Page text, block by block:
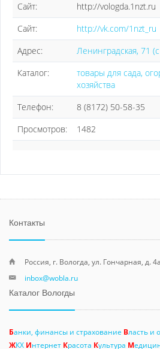
Сайт:
http://vologda.1nzt.ru
Сайт:
http://vk.com/1nzt_ru
Адрес:
Ленинградская, 71
Каталог:
товары для сада,
хозяйства
Телефон:
8 (8172) 50-58-35
Просмотров:
1482
Контакты
Россия, г. Вологда, ул. Гончарная, д. 4а
inbox@wobla.ru
Каталог Вологды
Банки, финансы и страхование Власть и
ЖКХ Интернет Красота Культура М